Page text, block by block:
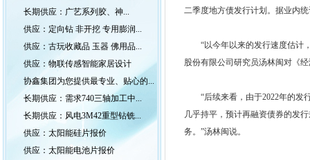
长期供应：广艺系列胶、神...
供应：定向钻 非开挖 专用膨润...
供应：古玩收藏品 玉器 佛用品...
供应：物联传感智能家居设计
协鑫集团为您提供最专业、贴心的...
长期供应：需求740三轴加工中...
长期供应：风电3M42重型钻铣...
供应：太阳能硅片报价
供应：太阳能电池片报价
二季度地方债发行计划。据业内
“以今年以来的发行速度估计，
股份有限公司研究员汤林闽对《
“后续来看，由于2022年的发行
几乎持平，预计再融资债券的发
务。”汤林闽说。